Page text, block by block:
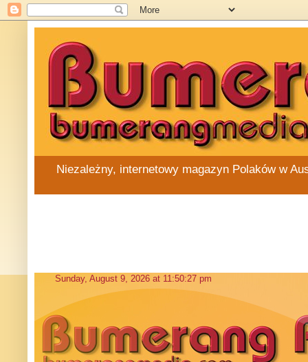
Niezależny, internetowy magazyn Polaków w